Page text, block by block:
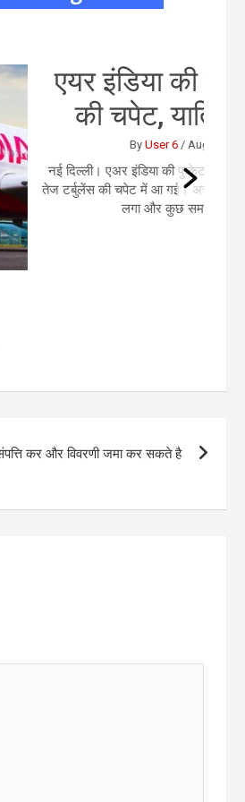
में तेज टर्बुलेंस
में मचा हड़कंप
/
आ रही फ्लाइट AI2379 मंगलवार को
के कारण विमान कई बार हिलने
की ओर आया।...
कर और विवरणी जमा कर सकते है